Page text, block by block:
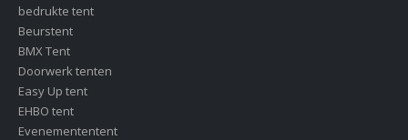
bedrukte tent
Beurstent
BMX Tent
Doorwerk tenten
Easy Up tent
EHBO tent
Evenemententent